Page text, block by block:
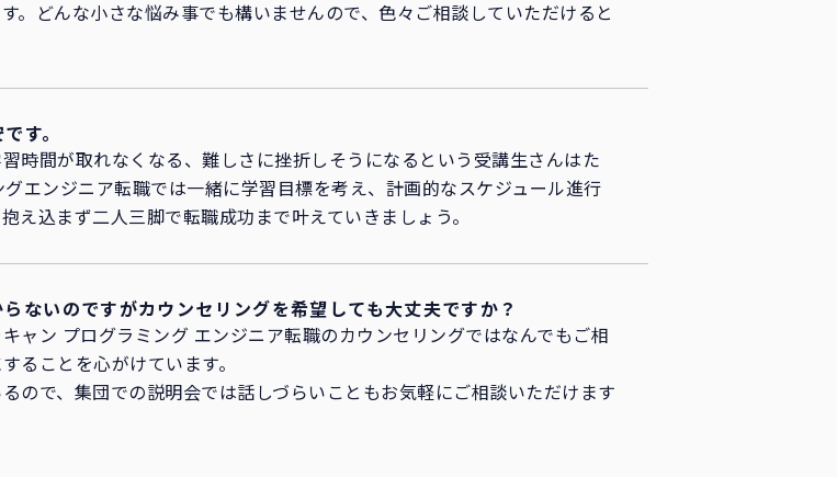
。どんな小さな悩み事でも構いませんので、色々ご相談していただけると
す。
時間が取れなくなる、難しさに挫折しそうになるという受講生さんはた
エンジニア転職では一緒に学習目標を考え、計画的なスケジュール進行
込まず二人三脚で転職成功まで叶えていきましょう。
ないのですがカウンセリングを希望しても大丈夫ですか？
ャン プログラミング エンジニア転職のカウンセリングではなんでもご相
ることを心がけています。
ので、集団での説明会では話しづらいこともお気軽にご相談いただけます